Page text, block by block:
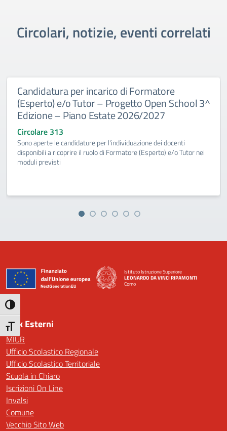
Attiva/disattiva alto contrasto
Attiva/disattiva dimensione testo
Circolari, notizie, eventi correlati
Candidatura per incarico di Formatore
(Esperto) e/o Tutor – Progetto Open School 3^
Edizione – Piano Estate 2026/2027
Circolare 313
Sono aperte le candidature per l'individuazione dei docenti
disponibili a ricoprire il ruolo di Formatore (Esperto) e/o Tutor nei
moduli previsti
Istituto Istruzione Superiore
LEONARDO DA VINCI RIPAMONTI
Como
Link Esterni
MIUR
Ufficio Scolastico Regionale
Ufficio Scolastico Territoriale
Scuola in Chiaro
Iscrizioni On Line
Invalsi
Comune
Vecchio Sito Web